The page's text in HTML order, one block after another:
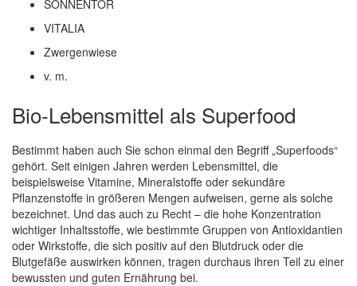
SONNENTOR
VITALIA
Zwergenwiese
v. m.
Bio-Lebensmittel als Superfood
Bestimmt haben auch Sie schon einmal den Begriff „Superfoods“
gehört. Seit einigen Jahren werden Lebensmittel, die
beispielsweise Vitamine, Mineralstoffe oder sekundäre
Pflanzenstoffe in größeren Mengen aufweisen, gerne als solche
bezeichnet. Und das auch zu Recht – die hohe Konzentration
wichtiger Inhaltsstoffe, wie bestimmte Gruppen von Antioxidantien
oder Wirkstoffe, die sich positiv auf den Blutdruck oder die
Blutgefäße auswirken können, tragen durchaus ihren Teil zu einer
bewussten und guten Ernährung bei.